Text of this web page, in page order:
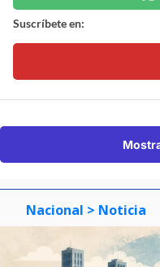
Suscríbete en:
Nacional > Noticia